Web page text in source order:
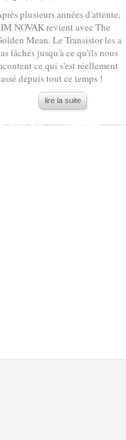
plusieurs années d'attente,
NOVAK revient avec The
Mean. Le Transistor les a
lâchés jusqu'à ce qu'ils nous
ce qui s'est réellement
depuis tout ce temps !
lire la suite